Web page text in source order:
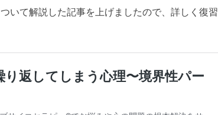
いて解説した記事を上げましたので、詳しく復習